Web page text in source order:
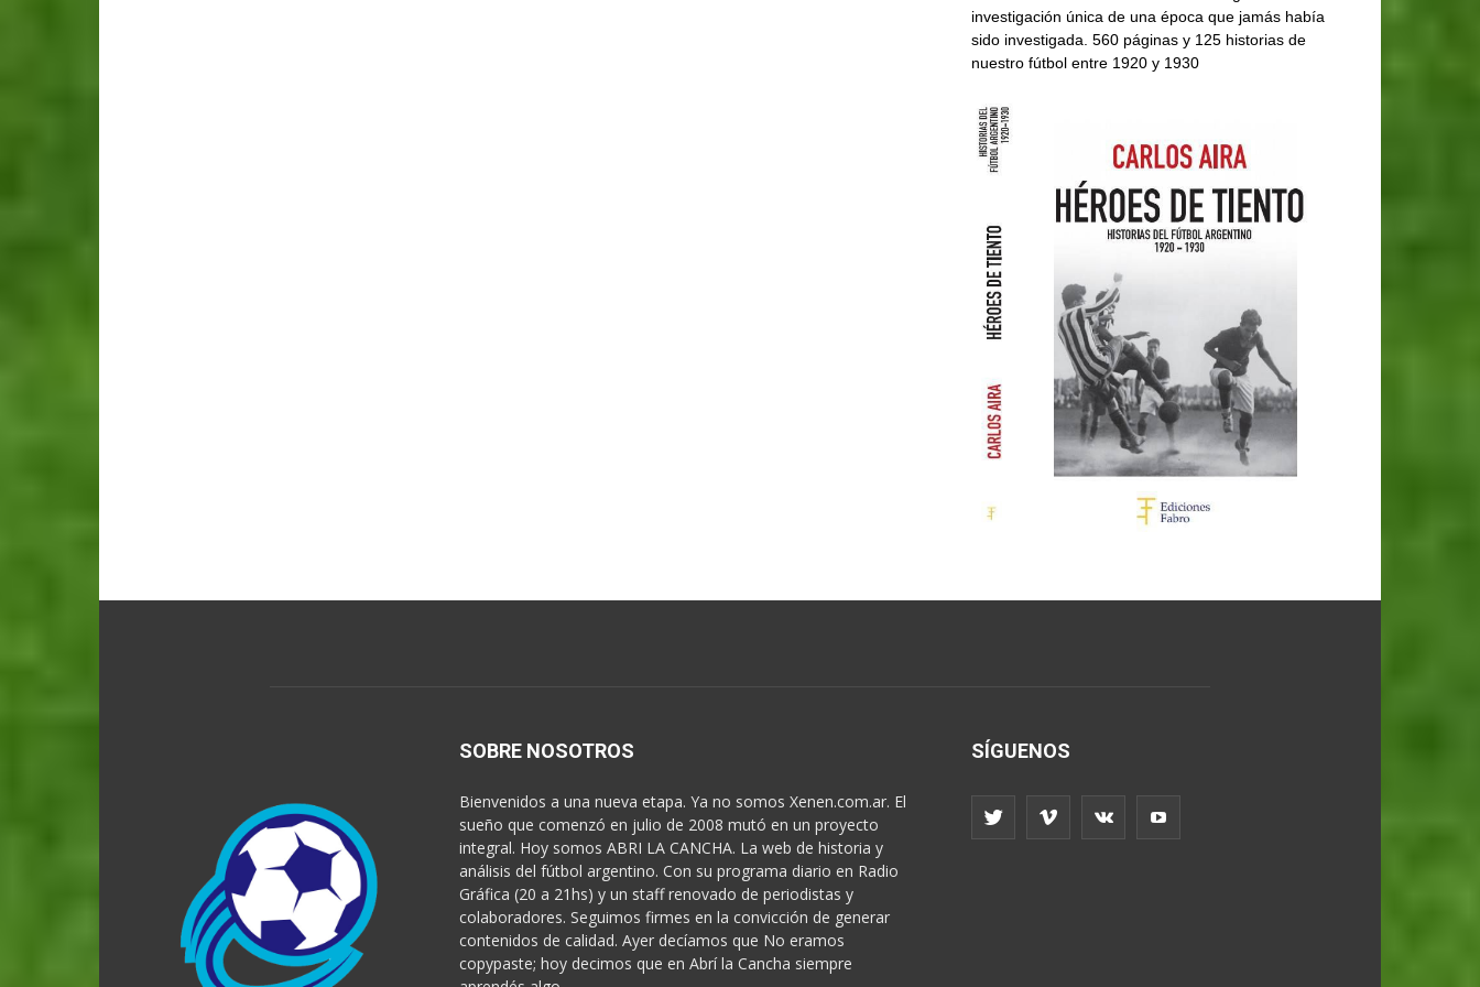
investigación única de una época que jamás había
sido investigada. 560 páginas y 125 historias de
nuestro fútbol entre 1920 y 1930
SOBRE NOSOTROS
Bienvenidos a una nueva etapa. Ya no somos Xenen.com.ar. El
sueño que comenzó en julio de 2008 mutó en un proyecto
integral. Hoy somos ABRI LA CANCHA. La web de historia y
análisis del fútbol argentino. Con su programa diario en Radio
Gráfica (20 a 21hs) y un staff renovado de periodistas y
colaboradores. Seguimos firmes en la convicción de generar
contenidos de calidad. Ayer decíamos que No eramos
copypaste; hoy decimos que en Abrí la Cancha siempre
SÍGUENOS